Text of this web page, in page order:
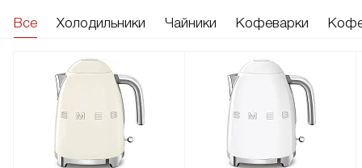
Все Холодильники Чайники Кофеварки